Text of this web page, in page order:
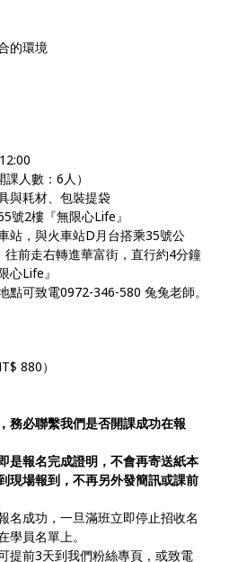
的環境
人數：6人）
與耗材、包裝提袋
號2樓『無限心Life』
站，與火車站D月台搭乘35號公
前走右轉進華富街，直行約4分鐘
心Life』
點可致電0972-346-580 兔兔老師。
880）
務必聯繫我們是否開課成功在報
是報名完成證明，不會再寄送紙本
現場報到，不再另外發簡訊或課前
名成功，一旦滿班立即停止招收名
學員名單上。
提前3天到我們粉絲專頁，或致電